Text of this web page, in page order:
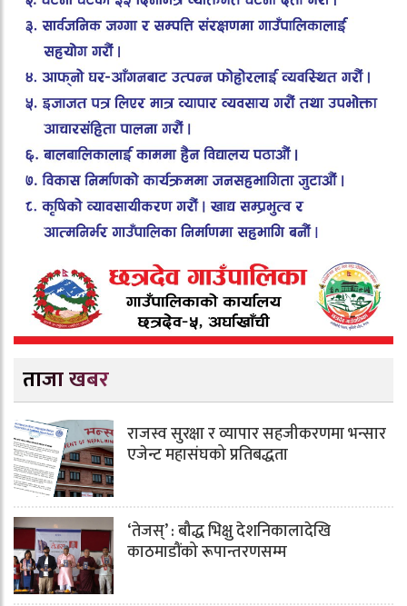
ताजा खबर
राजस्व सुरक्षा र व्यापार सहजीकरणमा भन्सार
एजेन्ट महासंघको प्रतिबद्धता
‘तेजस्’ : बौद्ध भिक्षु देशनिकालादेखि
काठमाडौंको रूपान्तरणसम्म